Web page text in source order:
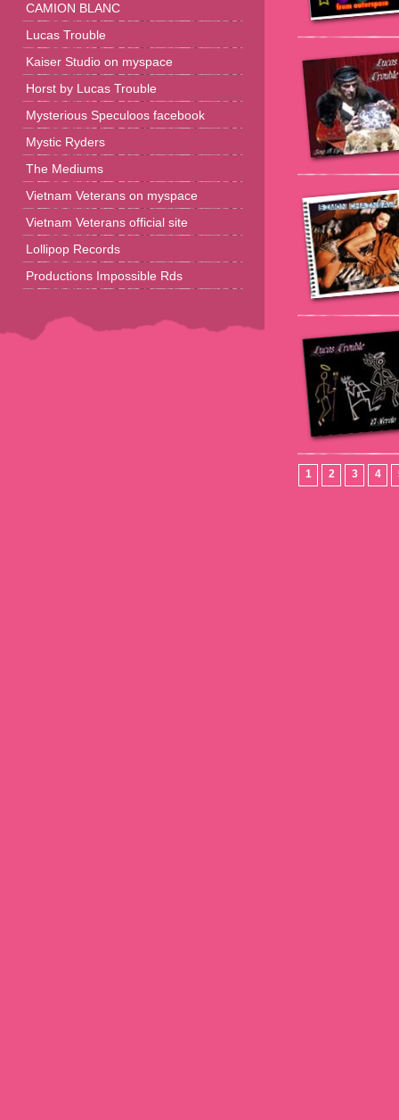
CAMION BLANC
Lucas Trouble
Kaiser Studio on myspace
Horst by Lucas Trouble
Mysterious Speculoos facebook
Mystic Ryders
The Mediums
Vietnam Veterans on myspace
Vietnam Veterans official site
Lollipop Records
Productions Impossible Rds
1 2 3 4